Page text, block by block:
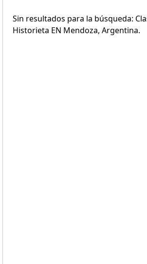
Sin resultados para la búsqueda:
Historieta EN Mendoza, Argentina.